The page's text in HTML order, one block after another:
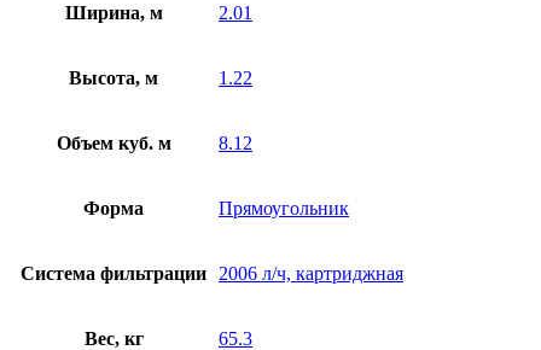
Ширина, м 2.01
Высота, м 1.22
Объем куб. м 8.12
Форма Прямоугольник
Система фильтрации 2006 л/ч, картриджная
Вес, кг 65.3